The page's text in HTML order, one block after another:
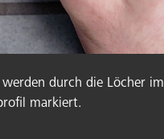
werden durch die Löcher im
markiert.